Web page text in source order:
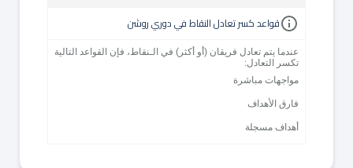
قواعد كسر تعادل النقاط في دوري روشن
عندما يتم تعادل فريقان (أو أكثر) في الـنقاط، فإن القواعد التالية
تكسر التعادل:
مواجهات مباشرة
فارق الأهداف
أهداف مسجلة